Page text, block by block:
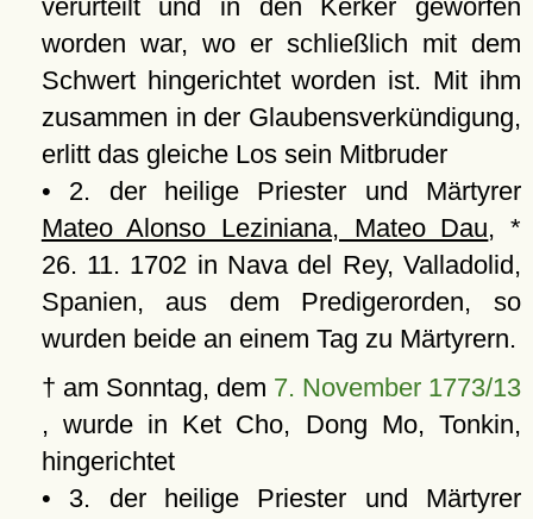
verurteilt und in den Kerker geworfen
worden war, wo er schließlich mit dem
Schwert hingerichtet worden ist. Mit ihm
zusammen in der Glaubensverkündigung,
erlitt das gleiche Los sein Mitbruder
• 2. der heilige Priester und Märtyrer
Mateo Alonso Leziniana, Mateo Dau, *
26. 11. 1702 in Nava del Rey, Valladolid,
Spanien, aus dem Predigerorden, so
wurden beide an einem Tag zu Märtyrern.
† am Sonntag, dem 7. November 1773/13
, wurde in Ket Cho, Dong Mo, Tonkin,
hingerichtet
• 3. der heilige Priester und Märtyrer